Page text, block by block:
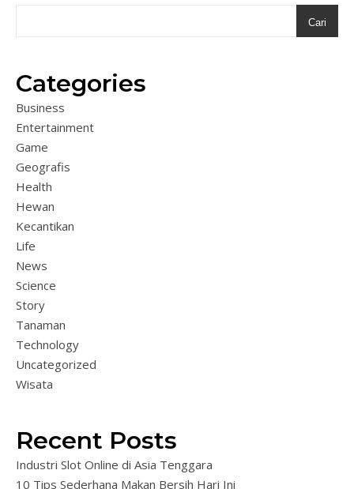
Cari
Categories
Business
Entertainment
Game
Geografis
Health
Hewan
Kecantikan
Life
News
Science
Story
Tanaman
Technology
Uncategorized
Wisata
Recent Posts
Industri Slot Online di Asia Tenggara
10 Tips Sederhana Makan Bersih Hari Ini